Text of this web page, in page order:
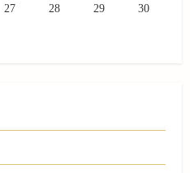
27 28 29
30